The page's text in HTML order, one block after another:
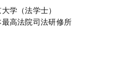
学（法学士）
最高法院司法研修所